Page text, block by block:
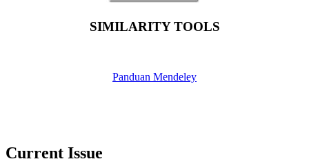
SIMILARITY TOOLS
Panduan Mendeley
Current Issue